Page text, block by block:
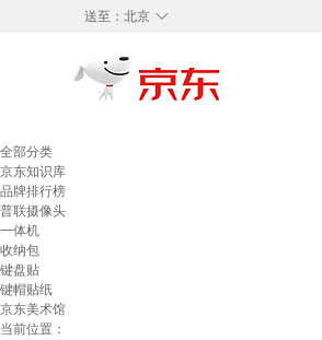
◇
送至： 北京
全部分类
京东知识库
品牌排行榜
普联摄像头
一体机
收纳包
键盘贴
键帽贴纸
京东美术馆
当前位置：